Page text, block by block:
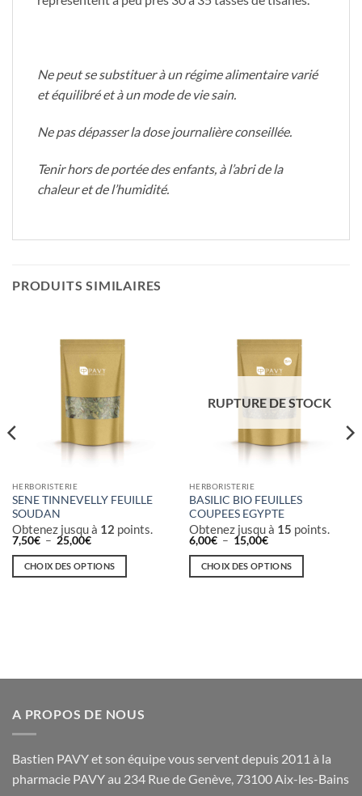
Ne peut se substituer à un régime alimentaire varié
et équilibré et à un mode de vie sain.
Ne pas dépasser la dose journalière conseillée.
Tenir hors de portée des enfants, à l’abri de la
chaleur et de l’humidité.
PRODUITS SIMILAIRES
HERBORISTERIE
SENE TINNEVELLY FEUILLE
SOUDAN
Obtenez jusqu à 12 points.
7,50€ – 25,00€Plage
prix :
7,50€
à
CHOIX DES OPTIONS
être
choisies
sur
page
RUPTURE DE STOCK
HERBORISTERIE
BASILIC BIO FEUILLES
COUPEES EGYPTE
Obtenez jusqu à 15 points.
6,00€ – 15,00€Plage
prix :
6,00€
à
CHOIX DES OPTIONS
sur
page
A PROPOS DE NOUS
Bastien PAVY et son équipe vous servent depuis 2011 à la
pharmacie PAVY au 234 Rue de Genève, 73100 Aix-les-Bains